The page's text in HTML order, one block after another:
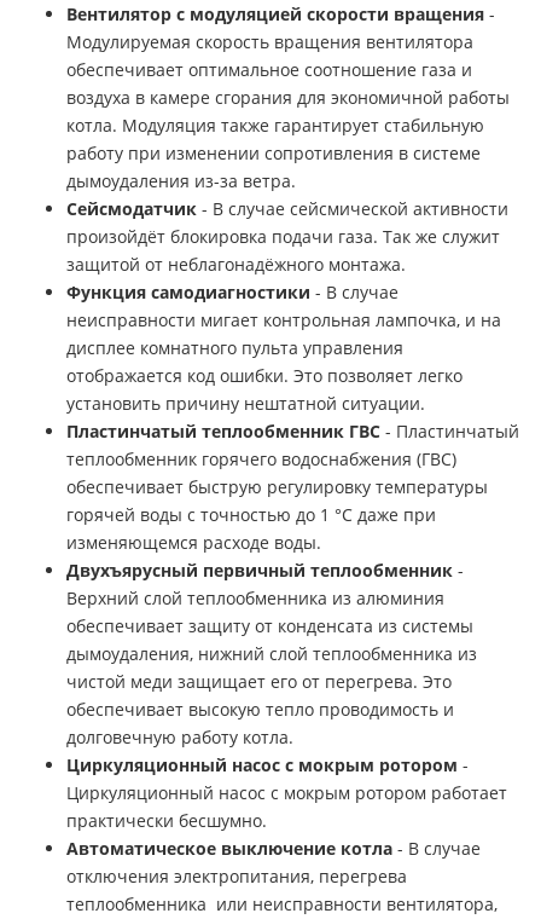
Вентилятор с модуляцией скорости вращения -
Модулируемая скорость вращения вентилятора
обеспечивает оптимальное соотношение газа и
воздуха в камере сгорания для экономичной работы
котла. Модуляция также гарантирует стабильную
работу при изменении сопротивления в системе
дымоудаления из-за ветра.
Сейсмодатчик - В случае сейсмической активности
произойдёт блокировка подачи газа. Так же служит
защитой от неблагонадёжного монтажа.
Функция самодиагностики - В случае
неисправности мигает контрольная лампочка, и на
дисплее комнатного пульта управления
отображается код ошибки. Это позволяет легко
установить причину нештатной ситуации.
Пластинчатый теплообменник ГВС - Пластинчатый
теплообменник горячего водоснабжения (ГВС)
обеспечивает быструю регулировку температуры
горячей воды с точностью до 1 °C даже при
изменяющемся расходе воды.
Двухъярусный первичный теплообменник -
Верхний слой теплообменника из алюминия
обеспечивает защиту от конденсата из системы
дымоудаления, нижний слой теплообменника из
чистой меди защищает его от перегрева. Это
обеспечивает высокую тепло проводимость и
долговечную работу котла.
Циркуляционный насос с мокрым ротором -
Циркуляционный насос с мокрым ротором работает
практически бесшумно.
Автоматическое выключение котла - В случае
отключения электропитания, перегрева
теплообменника или неисправности вентилятора,